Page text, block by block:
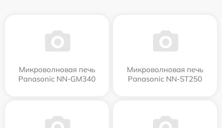
Микроволновая печь
Panasonic NN-GM340
Микроволновая печь
Panasonic NN-ST250